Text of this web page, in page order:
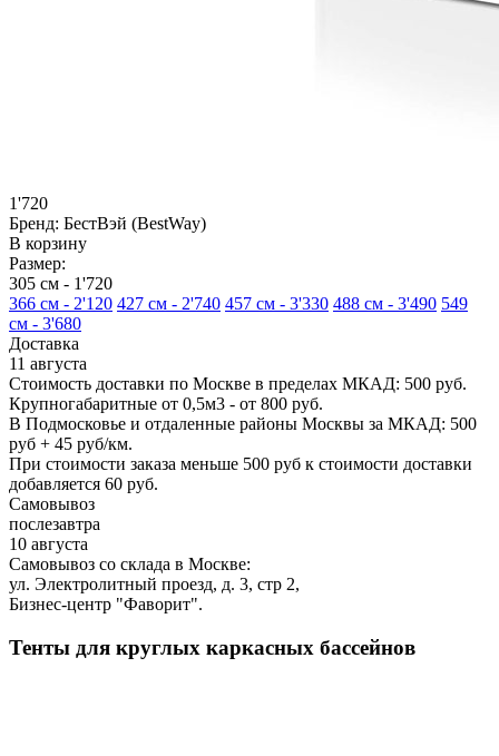
1'720
Бренд: БестВэй (BestWay)
В корзину
Размер:
305 см - 1'720
366 см - 2'120 427 см - 2'740 457 см - 3'330 488 см - 3'490 549
см - 3'680
Доставка
11 августа
Стоимость доставки по Москве в пределах МКАД: 500 руб.
Крупногабаритные от 0,5м3 - от 800 руб.
В Подмосковье и отдаленные районы Москвы за МКАД: 500
руб + 45 руб/км.
При стоимости заказа меньше 500 руб к стоимости доставки
добавляется 60 руб.
Самовывоз
послезавтра
10 августа
Самовывоз со склада в Москве:
ул. Электролитный проезд, д. 3, стр 2,
Бизнес-центр "Фаворит".
Тенты для круглых каркасных бассейнов